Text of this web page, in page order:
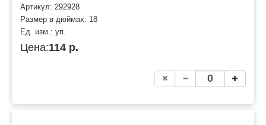
Артикул: 292928
Размер в дюймах: 18
Ед. изм.: уп.
Цена:114 р.